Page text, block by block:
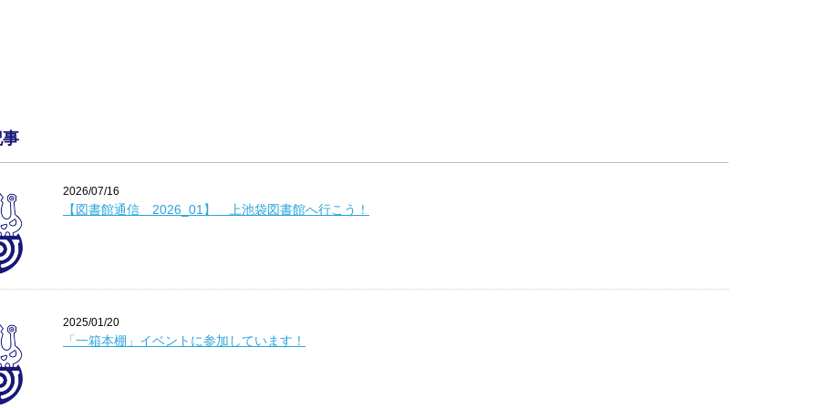
2026/07/16
【図書館通信 2026_01】 上池袋図書館へ行こう！
2025/01/20
「一箱本棚」イベントに参加しています！